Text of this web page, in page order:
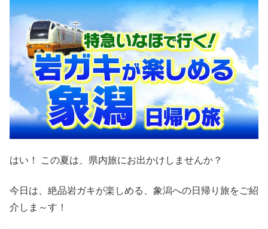
c
e
b
o
o
k
e
n
a
ck
et
e
er
e
st
はい！ この夏は、県内旅にお出かけしませんか？
今日は、絶品岩ガキが楽しめる、象潟への日帰り旅をご紹
介しま～す！